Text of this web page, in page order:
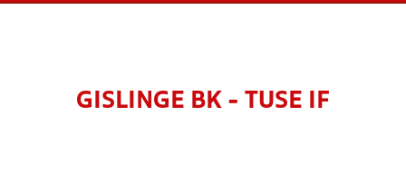
GISLINGE BK - TUSE IF